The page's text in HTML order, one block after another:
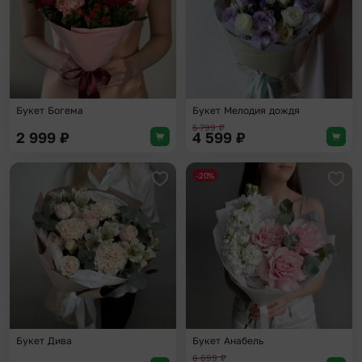
Букет Богема
2 999 ₽
Букет Мелодия дождя
5 799₽
4 599 ₽
Добавить в избранное
Букет Дива
-20%
Букет Анабель
6 699₽